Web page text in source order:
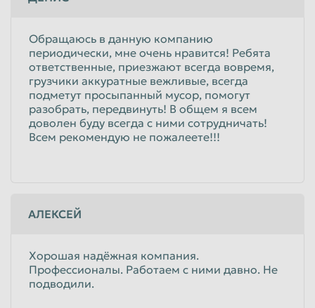
Обращаюсь в данную компанию
периодически, мне очень нравится! Ребята
ответственные, приезжают всегда вовремя,
грузчики аккуратные вежливые, всегда
подметут просыпанный мусор, помогут
разобрать, передвинуть! В общем я всем
доволен буду всегда с ними сотрудничать!
Всем рекомендую не пожалеете!!!
АЛЕКСЕЙ
Хорошая надёжная компания.
Профессионалы. Работаем с ними давно. Не
подводили.